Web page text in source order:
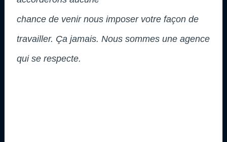
chance de venir nous imposer votre façon de
travailler. Ça jamais. Nous sommes une agence
qui se respecte.